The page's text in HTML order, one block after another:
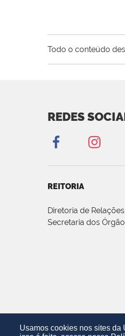
Usamos cookies nos sites da
Todo o conteúdo
REDES
REITORIA
Diretoria de
Secretaria dos